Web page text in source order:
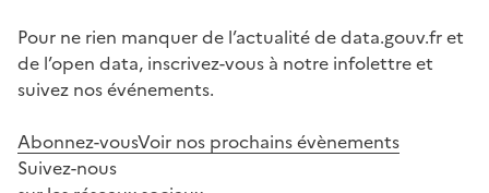
Pour ne rien manquer de l’actualité de data.gouv.fr et
de l’open data, inscrivez-vous à notre infolettre et
suivez nos événements.
Abonnez-vousVoir nos prochains évènements
Suivez-nous